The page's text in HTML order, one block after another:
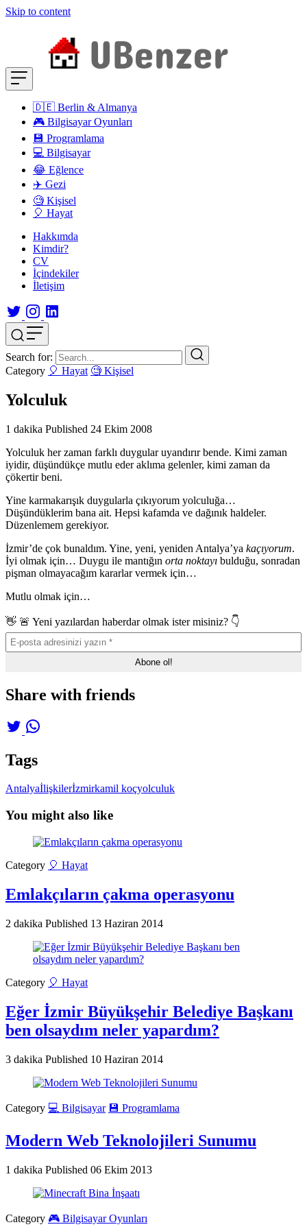
Skip to content
🇩🇪 Berlin & Almanya
🎮 Bilgisayar Oyunları
💾 Programlama
💻 Bilgisayar
😂 Eğlence
✈️ Gezi
🧐 Kişisel
🎈 Hayat
Hakkımda
Kimdir?
CV
İçindekiler
İletişim
Search for:
Category 🎈 Hayat 🧐 Kişisel
Yolculuk
1 dakika Published 24 Ekim 2008
Yolculuk her zaman farklı duygular uyandırır bende. Kimi zaman
iyidir, düşündükçe mutlu eder aklıma gelenler, kimi zaman da
çökertir beni.
Yine karmakarışık duygularla çıkıyorum yolculuğa…
Düşündüklerim bana ait. Hepsi kafamda ve dağınık haldeler.
Düzenlemem gerekiyor.
İzmir’de çok bunaldım. Yine, yeni, yeniden Antalya’ya kaçıyorum.
İyi olmak için… Duygu ile mantığın orta noktayı bulduğu, sonradan
pişman olmayacağım kararlar vermek için…
Mutlu olmak için…
👋 🚨 Yeni yazılardan haberdar olmak ister misiniz? 👇
Share with friends
Tags
Antalyaİlişkilerİzmirkamil koçyolculuk
You might also like
Category 🎈 Hayat
Emlakçıların çakma operasyonu
2 dakika Published 13 Haziran 2014
Category 🎈 Hayat
Eğer İzmir Büyükşehir Belediye Başkanı
ben olsaydım neler yapardım?
3 dakika Published 10 Haziran 2014
Category 💻 Bilgisayar 💾 Programlama
Modern Web Teknolojileri Sunumu
1 dakika Published 06 Ekim 2013
Category 🎮 Bilgisayar Oyunları